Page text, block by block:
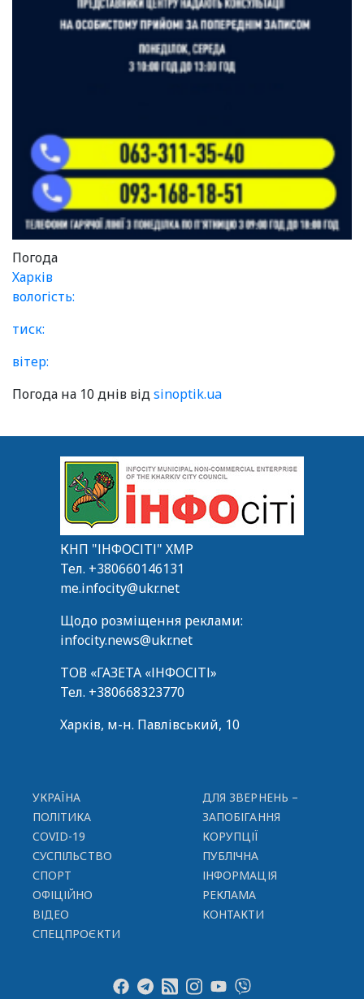
Погода
Харків
вологість:
тиск:
вітер:
Погода на 10 днів відsinoptik.ua
КНП "ІНФОСІТІ" ХМР
Тел. +380660146131
me.infocity@ukr.net
Щодо розміщення реклами:
infocity.news@ukr.net
ТОВ «ГАЗЕТА «ІНФОСІТІ»
Тел. +380668323770
Харків, м-н. Павлівський, 10
УКРАЇНА
ПОЛІТИКА
COVID-19
СУСПІЛЬСТВО
СПОРТ
ОФІЦІЙНО
ВІДЕО
СПЕЦПРОЄКТИ
ДЛЯ ЗВЕРНЕНЬ –
ЗАПОБІГАННЯ
КОРУПЦІЇ
ПУБЛІЧНА
ІНФОРМАЦІЯ
РЕКЛАМА
КОНТАКТИ